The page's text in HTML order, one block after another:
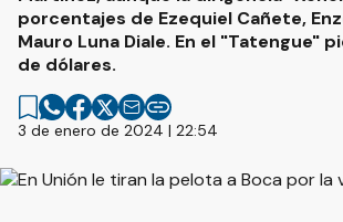
porcentajes de Ezequiel Cañete,
Mauro Luna Diale. En el "Tatengue"
de dólares.
3 de enero de 2024 | 22:54